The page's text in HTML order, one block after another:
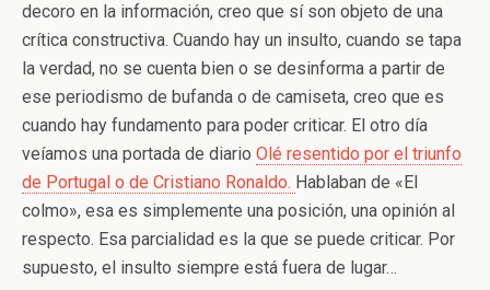
decoro en la información, creo que sí son objeto de una
crítica constructiva. Cuando hay un insulto, cuando se tapa
la verdad, no se cuenta bien o se desinforma a partir de
ese periodismo de bufanda o de camiseta, creo que es
cuando hay fundamento para poder criticar. El otro día
veíamos una portada de diario Olé resentido por el triunfo
de Portugal o de Cristiano Ronaldo. Hablaban de «El
colmo», esa es simplemente una posición, una opinión al
respecto. Esa parcialidad es la que se puede criticar. Por
supuesto, el insulto siempre está fuera de lugar…